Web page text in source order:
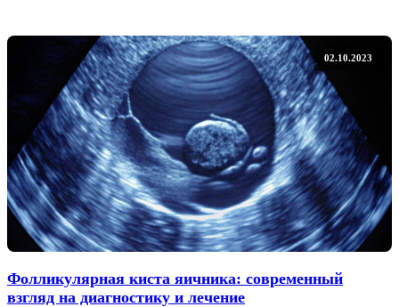
02.10.2023
Фолликулярная киста яичника: современный
взгляд на диагностику и лечение